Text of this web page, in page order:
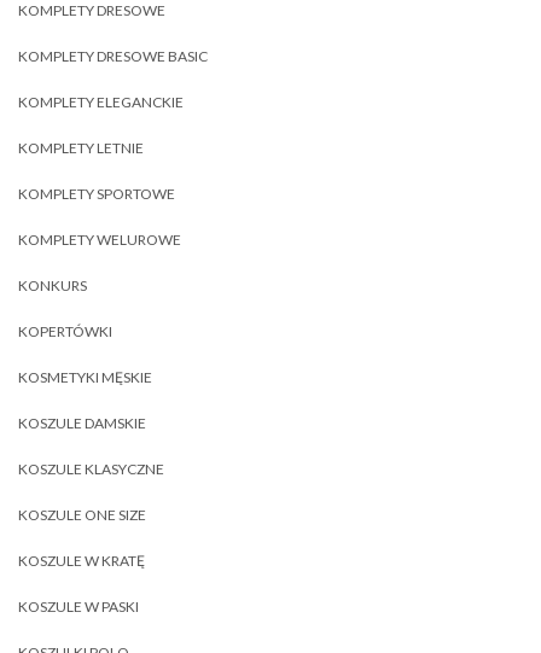
KOMPLETY DRESOWE
KOMPLETY DRESOWE BASIC
KOMPLETY ELEGANCKIE
KOMPLETY LETNIE
KOMPLETY SPORTOWE
KOMPLETY WELUROWE
KONKURS
KOPERTÓWKI
KOSMETYKI MĘSKIE
KOSZULE DAMSKIE
KOSZULE KLASYCZNE
KOSZULE ONE SIZE
KOSZULE W KRATĘ
KOSZULE W PASKI